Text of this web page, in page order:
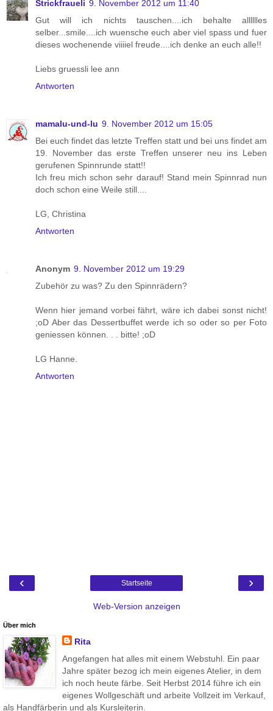
Strickfraueli 9. November 2012 um 11:40
Gut will ich nichts tauschen....ich behalte alllllles
selber...smile....ich wuensche euch aber viel spass und fuer
dieses wochenende viiiiel freude....ich denke an euch alle!!
Liebs gruessli lee ann
Antworten
mamalu-und-lu 9. November 2012 um 15:05
Bei euch findet das letzte Treffen statt und bei uns findet am
19. November das erste Treffen unserer neu ins Leben
gerufenen Spinnrunde statt!!
Ich freu mich schon sehr darauf! Stand mein Spinnrad nun
doch schon eine Weile still....
LG, Christina
Antworten
Anonym 9. November 2012 um 19:29
Zubehör zu was? Zu den Spinnrädern?
Wenn hier jemand vorbei fährt, wäre ich dabei sonst nicht!
;oD Aber das Dessertbuffet werde ich so oder so per Foto
geniessen können. . . bitte! ;oD
LG Hanne.
Antworten
‹ ›
Startseite
Web-Version anzeigen
Über mich
Rita
Angefangen hat alles mit einem Webstuhl. Ein paar
Jahre später bezog ich mein eigenes Atelier, in dem
ich noch heute färbe. Seit Herbst 2014 führe ich ein
eigenes Wollgeschäft und arbeite Vollzeit im Verkauf,
als Handfärberin und als Kursleiterin.